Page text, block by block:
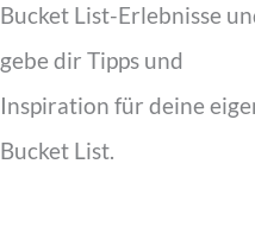
Bucket List-Erlebnisse
gebe dir Tipps und
Inspiration für deine
Bucket List.